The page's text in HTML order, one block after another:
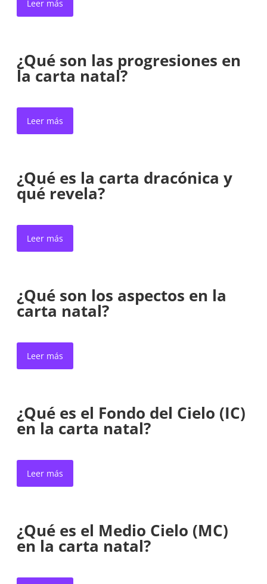
Leer más
¿Qué son las progresiones en
la carta natal?
Leer más
¿Qué es la carta dracónica y
qué revela?
Leer más
¿Qué son los aspectos en la
carta natal?
Leer más
¿Qué es el Fondo del Cielo (IC)
en la carta natal?
Leer más
¿Qué es el Medio Cielo (MC)
en la carta natal?